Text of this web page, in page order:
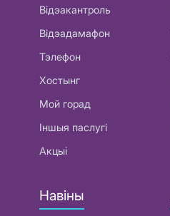
Відэакантроль
Відэадамафон
Тэлефон
Хостынг
Мой горад
Іншыя паслугі
Акцыі
Навіны